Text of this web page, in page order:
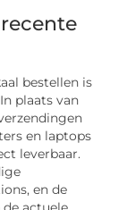
bestellen is
plaats van
en laptops
leverbaar.
en de